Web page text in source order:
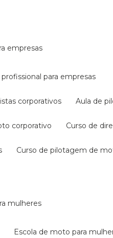
empresas
para empresas
corporativos aula de
corporativo curso de
curso de pilotagem de
mulheres
escola de moto para